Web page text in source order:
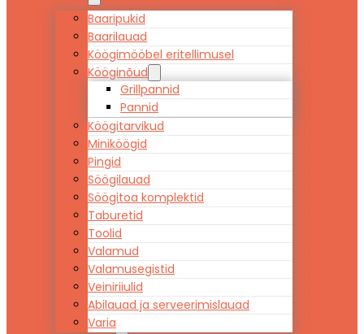
Baaripukid
Baarilauad
Köögimööbel eritellimusel
Kööginõud
Grillpannid
Pannid
Köögitarvikud
Miniköögid
Pingid
Söögilauad
Söögitoa komplektid
Taburetid
Toolid
Valamud
Valamusegistid
Veiniriiulid
Abilauad ja serveerimislauad
Varia